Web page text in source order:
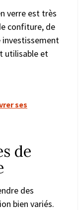
verre est très
confiture, de
investissement
utilisable et
ses
de
des
bien variés.